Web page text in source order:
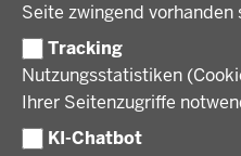
Seite zwingend vorhanden
Tracking
Nutzungsstatistiken
Ihrer Seitenzugriffe
KI-Chatbot
Behördenleitung
Organisation
Förderlotsinnen und
KARRIERE UND
Stellenangebote
Ausbildung
Praktikum
VERFAHREN UND
Amtsblatt
PRESSE